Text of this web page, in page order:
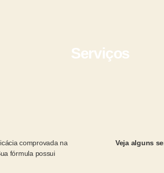
Serviços
comprovada na
fórmula possui
Veja alguns